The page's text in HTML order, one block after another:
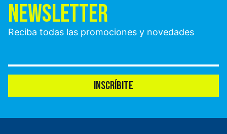
NEWSLETTER
Reciba todas las promociones y novedades
INSCRÍBITE